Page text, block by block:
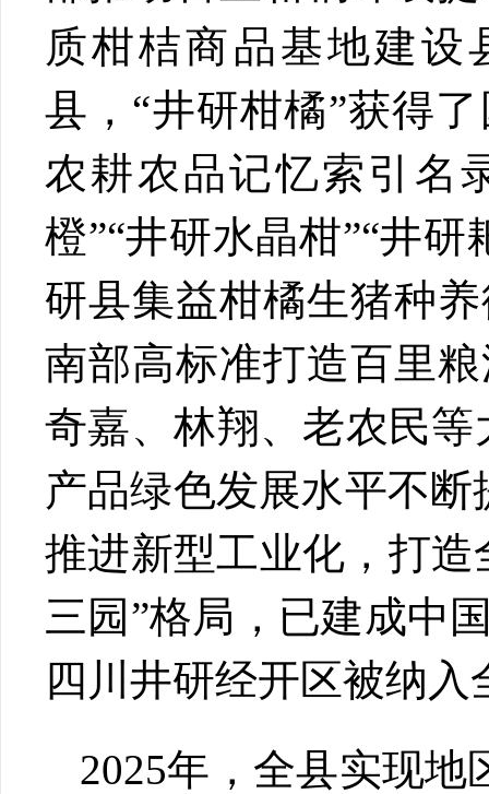
质柑桔商品基地建
县，“井研柑橘”获得
农耕农品记忆索引名
橙”“井研水晶柑”“井
研县集益柑橘生猪种
南部高标准打造百里
奇嘉、林翔、老农民
产品绿色发展水平不
推进新型工业化，打
三园”格局，已建成中
四川井研经开区被纳
2025年，全县实现地